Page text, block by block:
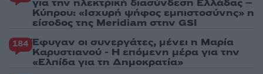
για την ηλεκτρική διασύνδεση Ελλάδας –
Κύπρου: «Ισχυρή ψήφος εμπιστοσύνης» η
είσοδος της Meridiam στην GSI
184 Έφυγαν οι συνεργάτες, μένει η Μαρία
Καρυστιανού - Η επόμενη μέρα για την
«Ελπίδα για τη Δημοκρατία»